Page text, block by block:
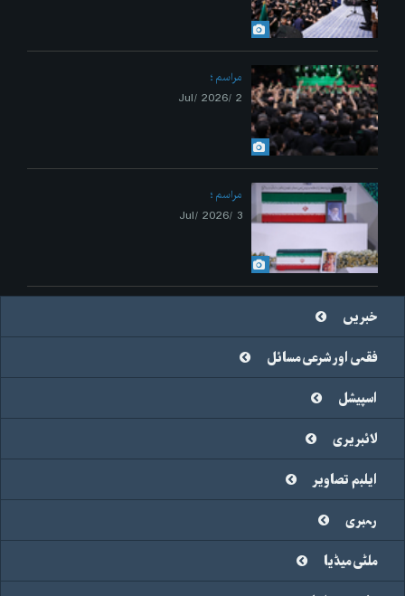
مراسم
2 /Jul/ 2026
مراسم
3 /Jul/ 2026
خبریں
فقہی اور شرعی مسائل
اسپیشل
لائبریری
ایلبم تصاویر
رہبری
ملٹی میڈیا